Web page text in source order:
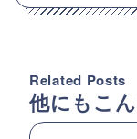
Related Posts
他にもこ